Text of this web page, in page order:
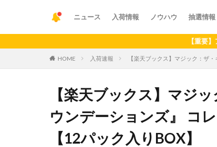
ニュース 入荷情報 ノウハウ 抽選情報
【重要】アプリの
HOME 入荷速報 【楽天ブックス】マジック：ザ
【楽天ブックス】マジ
ウンデーションズ』 コ
【12パック入りBOX】